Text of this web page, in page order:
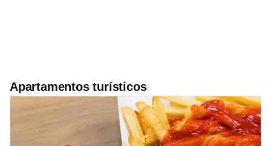
Apartamentos turísticos